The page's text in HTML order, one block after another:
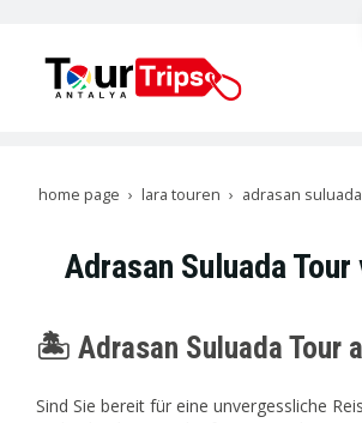
home page lara touren adrasan
Adrasan Suluada
🏝️ Adrasan Suluada Tour
Sind Sie bereit für eine unvergessliche